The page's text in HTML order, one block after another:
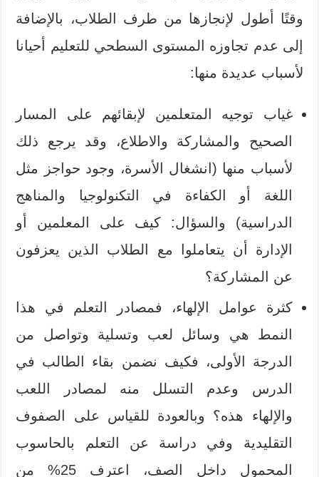
وقتًا أطول لإنجازها من طرف الطلاب، بالإضافة
إلى عدم تجاوزه المستوى السطحي للتعليم أحيانا
لأسباب عديدة منها:
غياب توجيه المتعلمين لإبقائهم على المسار
الصحيح والمشاركة والاطلاع، وقد يرجع ذلك
لأسباب منها (انشغال الأسرة، وجود حواجز مثل
اللغة أو الكفاءة في التكنولوجيا والمناهج
الدراسية) والسؤال: كيف على المعلمين أو
الإدارة أن يتعاملوا مع الطلاب الذين يعزفون
عن المشاركة؟
كثرة عوامل الإلهاء، فمصادر التعلم في هذا
النمط هي وسائل لعب وتسلية وتواصل من
الدرجة الأولى، فكيف نضمن بقاء الطالب في
الدرس وعدم التسلل منه لمصادر اللعب
والإلهاء هذه؟ وبالعودة للقياس على الصفوف
التقليدية وفي دراسة عن التعلم بالحاسوب
المحمول داخل الصف، اعترف 25% من